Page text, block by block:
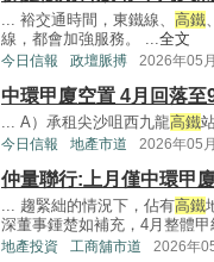
... 裕交通時間，東鐵線、 高鐵
線，都會加強服務。 ...全文
今日信報 政壇脈搏 2026年05
中環甲廈空置 4月回落至
... A）承租尖沙咀西九龍高鐵
今日信報 地產市道 2026年05
仲量聯行:上月僅中環甲
... 趨緊絀的情況下，佔有高鐵
深董事鍾楚如補充，4月整體
地產投資 工商舖市道 2026年